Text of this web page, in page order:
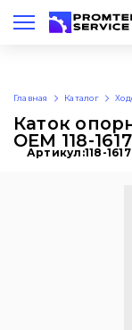
Рус
Главная Каталог
Каток
OEM 118-1617
Артикул:118-1617